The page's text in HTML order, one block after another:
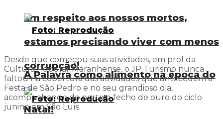
Em respeito aos nossos mortos,
estamos precisando viver com menos
corrupção!
A Palavra como alimento na época do
Natal!
Desde que começou suas atividades, em prol da
Cultura Popular Maranhense, o JP Turismo nunca
faltou na cobertura das atividades que antecedem a
Festa de São Pedro e no seu grandioso dia,
acompanhando de perto o fecho de ouro do ciclo
junino em São Luís.